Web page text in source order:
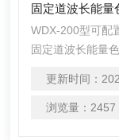
固定道波长能量
WDX-200型可配
固定道波长能量
Si、S、Cl、K、
型企业质量控制
更新时间：
浏览量： 2457